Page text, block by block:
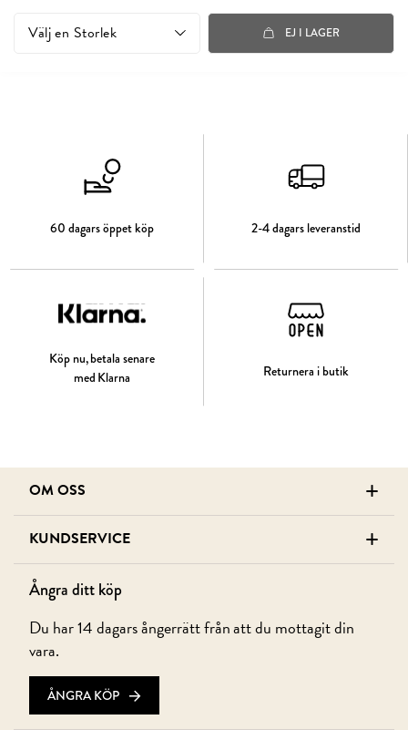
100 kr
Välj en Storlek EJ I LAGER
60 dagars öppet köp 2-4 dagars leveranstid
Köp nu, betala senare
med Klarna
Returnera i butik
OM OSS +
KUNDSERVICE +
Ångra ditt köp
Du har 14 dagars ångerrätt från att du mottagit din
vara.
ÅNGRA KÖP